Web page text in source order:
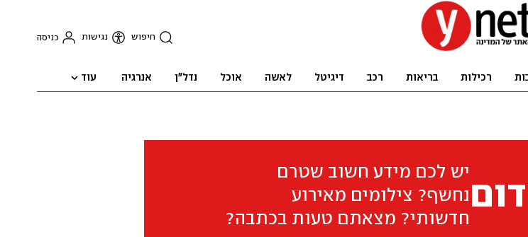
חיפוש נגישות כניסה
רכילות בריאות רכב דיגיטל לאשה אוכל נדל"ן אנרגיה עוד
יש לכם מידע חשוב שטרם
נחשף? צילומים מאירוע
חדשותי? מצאתם טעות בכתבה?